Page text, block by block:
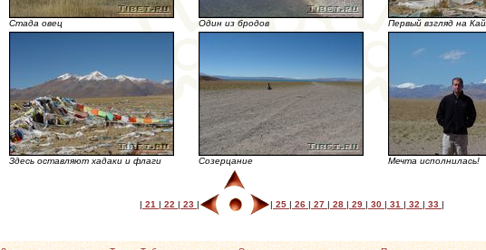
Стада овец Один из бродов Первый взгляд на
Здесь оставляют хадаки и флаги Созерцание Мечта исполнилась!
| 21 | 22 | 23 | | 25 | 26 | 27 | 28 | 29 | 30 | 31 | 32 | 33 |